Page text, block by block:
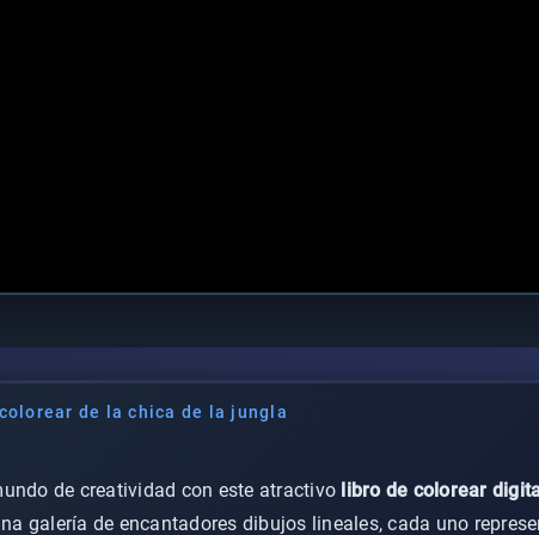
de la chica de la jungla
de creatividad con este atractivo libro de colorear
galería de encantadores dibujos lineales, cada uno